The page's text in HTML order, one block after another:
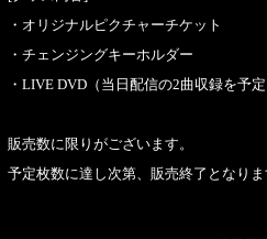
・オリジナルピクチャーチケット
・チェンジングキーホルダー
・LIVE DVD（当日配信の2曲収録を予定
販売数に限りがございます。
予定枚数に達し次第、販売終了となりま